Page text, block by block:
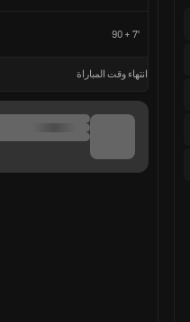
90 + 7'
انتهاء وقت المباراة